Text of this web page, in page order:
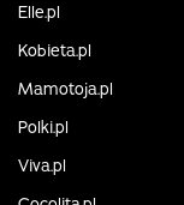
Elle.pl
Kobieta.pl
Mamotoja.pl
Polki.pl
Viva.pl